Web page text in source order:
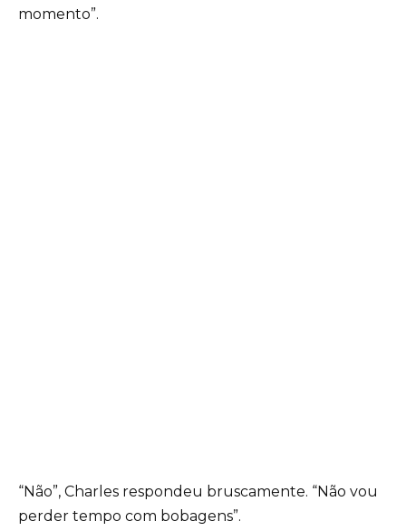
momento”.
“Não”, Charles respondeu bruscamente. “Não vou
perder tempo com bobagens”.